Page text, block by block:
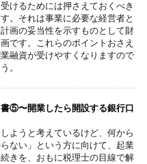
けるためには押さえておくべき
。それは事業に必要な経営者と
画の妥当性を示すものとして財
です。これらのポイントおさえ
融資が受けやすくなりますので
。
⑤〜開業したら開設する銀行口
しようと考えているけど、何から
ない」という方に向けて、起業
きを、おもに税理士の目線で解